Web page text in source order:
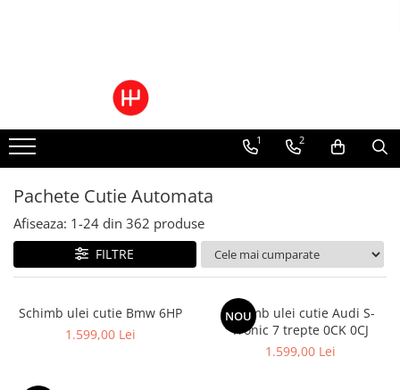
Pachete Cutie Automata
Pachete Cutie Manuala
Pachete Grup Diferential
Reparatii convertizoare de cuplu
Climatizare Auto
Ulei cutie automata
1 2
Pachete Cutie Automata
Afiseaza: 1-24 din 362 produse
FILTRE
Schimb ulei cutie Bmw 6HP
1.599,00 Lei
NOU
Schimb ulei cutie Audi S-
Tronic 7 trepte 0CK 0CJ
1.599,00 Lei